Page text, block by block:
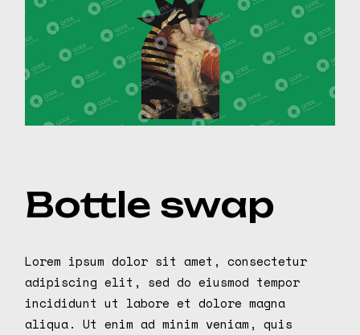
Bottle swap
Lorem ipsum dolor sit amet, consectetur
adipiscing elit, sed do eiusmod tempor
incididunt ut labore et dolore magna
aliqua. Ut enim ad minim veniam, quis